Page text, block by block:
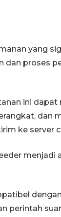
yang
dan proses
ini
dan
ke server
menjadi
perintah
2026 20:07